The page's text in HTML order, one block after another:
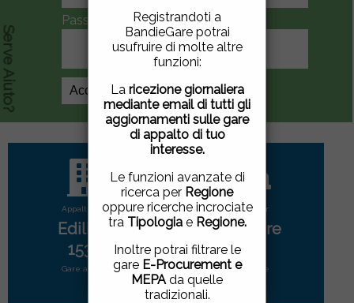
Questo sito utilizza
cookie di terze parti per
migliorare la tua
esperienza di utilizzo. Se
vuoi saperne di più
qui .
Chiudendo questa
finestra, scorrendo questa
pagina, cliccando su un
link o proseguendo la
navigazione in altra
maniera, acconsenti
all'uso dei cookie.
ACCETTO |NON
ACCETTO
Registrandoti a
BandieGare potrai
usufruire di molte altre
funzioni:
La ricezione giornaliera
mediante email di tutti gli
aggiornamenti sulle gare
di appalto di tuo
interesse.
Le funzioni avanzate di
ricerca per Regione
oppure ricerche incrociate
tra Tipologiae Regione.
Inoltre potrai filtrare le
gare E-Procurement e
MEPAda quelle
tradizionali.
Password
Crea Account
Serve Aiuto?
Appalti per:
Edilizia
1533
Gare attive
Appalti per:
Forniture
2902
Gare attive